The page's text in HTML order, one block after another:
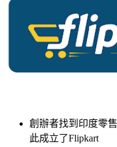
創辦者找到印度零
此成立了Flipkart